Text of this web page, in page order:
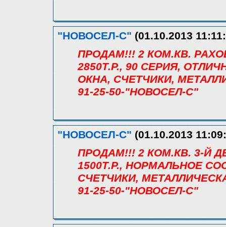
"НОВОСЕЛ-С" (01.10.2013
ПРОДАМ!!! 2 КОМ.КВ.
2850Т.Р., 90 СЕРИЯ,
ОКНА, СЧЕТЧИКИ,
91-25-50-"НОВОСЕЛ-С"
"НОВОСЕЛ-С" (01.10.2013
ПРОДАМ!!! 2 КОМ.КВ. 3-Й
1500Т.Р., НОРМАЛЬНОЕ
СЧЕТЧИКИ,
91-25-50-"НОВОСЕЛ-С"